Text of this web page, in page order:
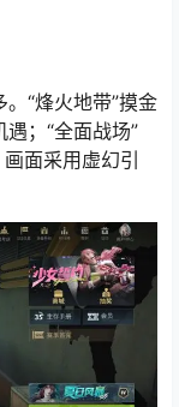
“烽火地带”摸金
；“全面战场”
面采用虚幻引